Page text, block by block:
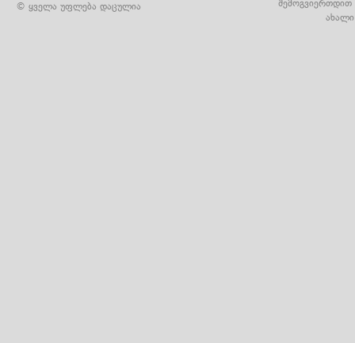
© ყველა უფლება დაცულია
შემოგვიერთდით
ახალი